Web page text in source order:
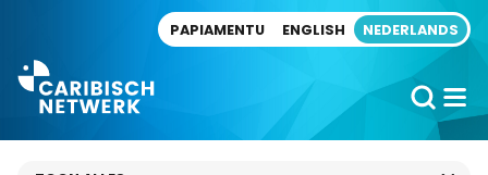
PAPIAMENTU ENGLISH NEDERLANDS